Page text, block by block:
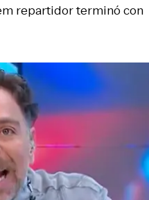
repartidor terminó con